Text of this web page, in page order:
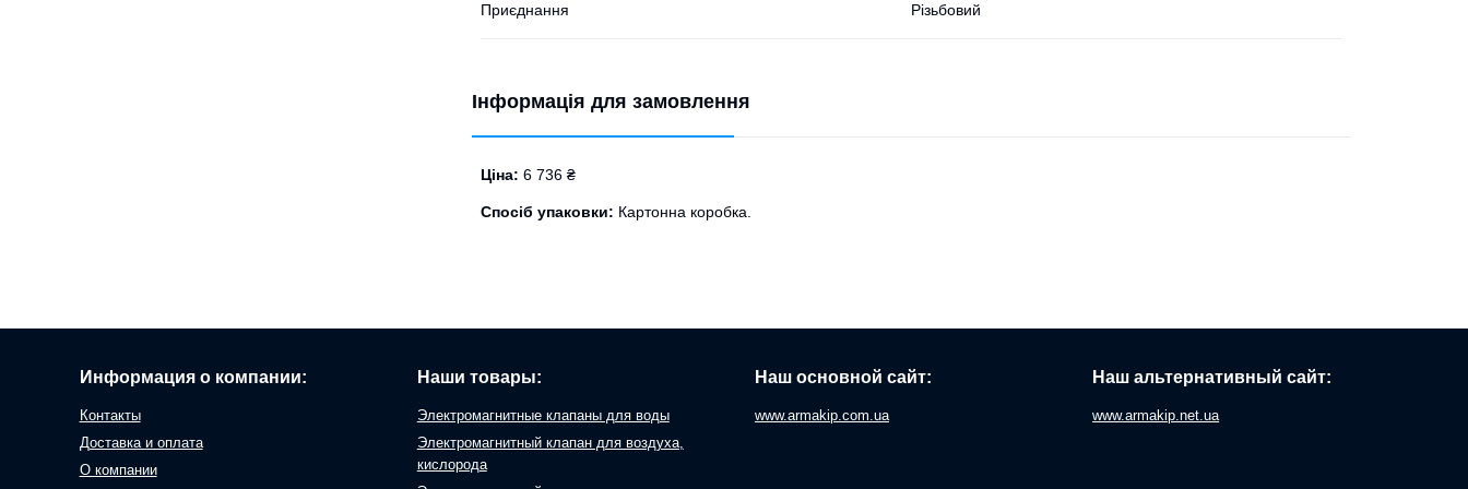
Приєднання Різьбовий
Інформація для замовлення
Ціна: 6 736 ₴
Спосіб упаковки: Картонна коробка.
Информация о компании:
Контакты
Доставка и оплата
О компании
Наши товары:
Электромагнитные клапаны для воды
Электромагнитный клапан для воздуха,
кислорода
Наш основной сайт:
www.armakip.com.ua
Наш альтернативный сайт:
www.armakip.net.ua